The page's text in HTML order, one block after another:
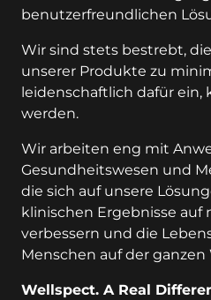
benutzerfreundlichen
Wir sind stets bestrebt,
unserer Produkte zu
leidenschaftlich dafür ein,
werden.
Wir arbeiten eng mit
Gesundheitswesen und
die sich auf unsere
klinischen Ergebnisse auf
verbessern und die
Menschen auf der ganzen
Wellspect. A Real